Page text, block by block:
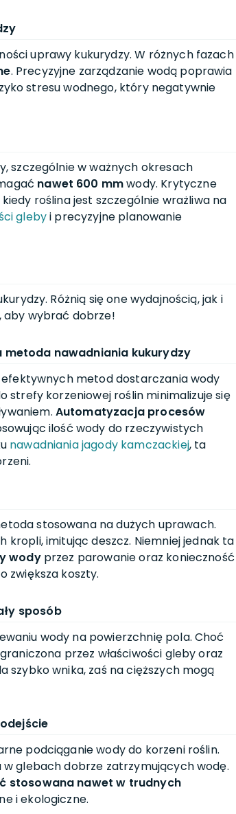
uprawy kukurydzy. W różnych fazach
. Precyzyjne zarządzanie wodą poprawia
stresu wodnego, który negatywnie
szczególnie w ważnych okresach
nawet 600 mmwody. Krytyczne
roślina jest szczególnie wrażliwa na
glebyi precyzyjne planowanie
Różnią się one wydajnością, jak i
aby wybrać dobrze!
metoda nawadniania kukurydzy
metod dostarczania wody
strefy korzeniowej roślin minimalizuje się
Automatyzacja procesów
ilość wody do rzeczywistych
nawadniania jagody kamczackiej, ta
stosowana na dużych uprawach.
imitując deszcz. Niemniej jednak ta
wodyprzez parowanie oraz konieczność
zwiększa koszty.
sposób
wody na powierzchnię pola. Choć
przez właściwości gleby oraz
szybko wnika, zaś na cięższych mogą
podciąganie wody do korzeni roślin.
w glebach dobrze zatrzymujących wodę.
stosowana nawet w trudnych
i ekologiczne.